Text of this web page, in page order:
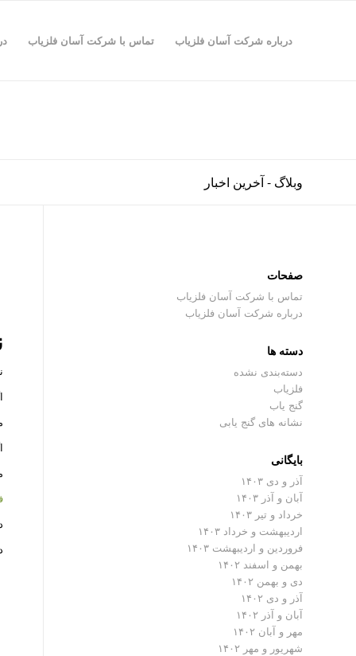
درباره شرکت آسان فلزیاب تماس با شرکت آسان فلزیاب
وبلاگ - آخرین اخبار
صفحات
تماس با شرکت آسان فلزیاب
درباره شرکت آسان فلزیاب
دسته ها
دسته‌بندی نشده
فلزیاب
گنج یاب
نشانه های گنج یابی
بایگانی
آذر و دی ۱۴۰۳
آبان و آذر ۱۴۰۳
خرداد و تیر ۱۴۰۳
اردیبهشت و خرداد ۱۴۰۳
فروردین و اردیبهشت ۱۴۰۳
بهمن و اسفند ۱۴۰۲
دی و بهمن ۱۴۰۲
آذر و دی ۱۴۰۲
آبان و آذر ۱۴۰۲
مهر و آبان ۱۴۰۲
شهریور و مهر ۱۴۰۲